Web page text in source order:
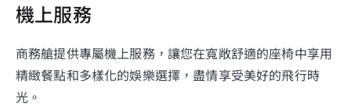
機上服務
商務艙提供專屬機上服務，讓您在寬敞舒適的座椅中享用
精緻餐點和多樣化的娛樂選擇，盡情享受美好的飛行時
光。